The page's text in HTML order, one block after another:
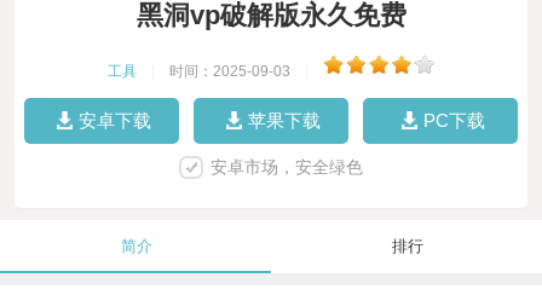
黑洞vp破解版永久免费
工具 时间：2025-09-03
安卓下载 苹果下载 PC下载
安卓市场，安全绿色
简介 排行